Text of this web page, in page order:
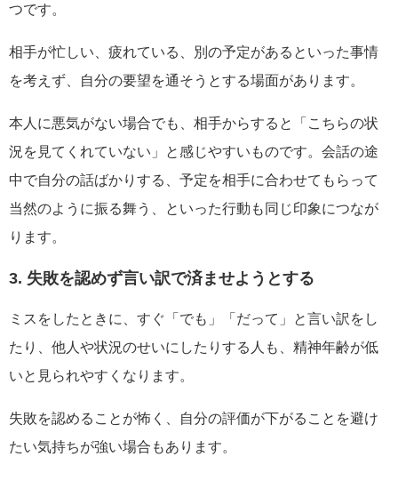
つです。
相手が忙しい、疲れている、別の予定があるといった事情
を考えず、自分の要望を通そうとする場面があります。
本人に悪気がない場合でも、相手からすると「こちらの状
況を見てくれていない」と感じやすいものです。会話の途
中で自分の話ばかりする、予定を相手に合わせてもらって
当然のように振る舞う、といった行動も同じ印象につなが
ります。
3. 失敗を認めず言い訳で済ませようとする
ミスをしたときに、すぐ「でも」「だって」と言い訳をし
たり、他人や状況のせいにしたりする人も、精神年齢が低
いと見られやすくなります。
失敗を認めることが怖く、自分の評価が下がることを避け
たい気持ちが強い場合もあります。